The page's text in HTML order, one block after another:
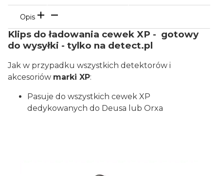
Opis
Klips do ładowania cewek XP - gotowy
do wysyłki - tylko na detect.pl
Jak w przypadku wszystkich detektorów i
akcesoriów marki XP:
Pasuje do wszystkich cewek XP
dedykowanych do Deusa lub Orxa